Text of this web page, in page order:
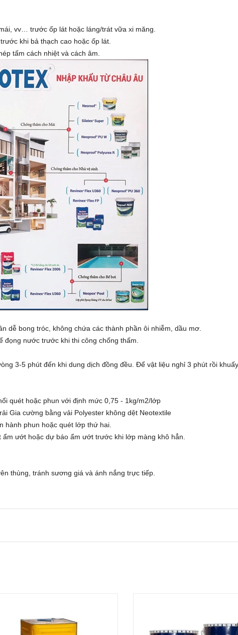
vv… trước ốp lát hoặc láng/trát vữa xi măng.
khi bả thạch cao hoặc ốp lát.
tấm cách nhiệt và cách âm.
dễ bong tróc, không chứa các thành phần ôi nhiễm, dầu mơ.
nước trước khi thi công chống thấm.
3-5 phút đến khi dung dịch đồng đều. Để vật liệu nghỉ 3 phút rồi
quét hoặc phun với định mức 0,75 - 1kg/m2/lớp
Gia cường bằng vải Polyester không dệt Neotextile
hành phun hoặc quét lớp thứ hai.
ướt hoặc dự báo ẩm ướt trước khi lớp màng khô hẳn.
thùng, tránh sương giá và ánh nắng trực tiếp.